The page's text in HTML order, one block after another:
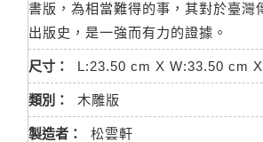
書版，為相當難得的事，其對於臺灣
出版史，是一強而有力的證據。
尺寸： L:23.50 cm X W:33.50 cm
類別： 木雕版
製造者： 松雲軒